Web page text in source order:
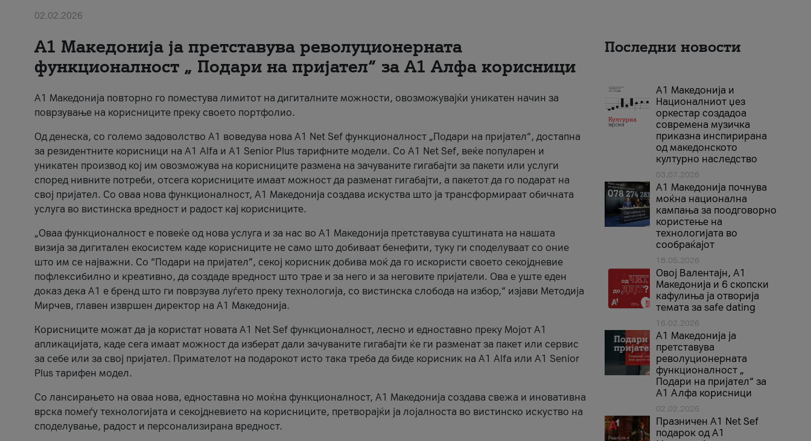
02.02.2026
А1 Македонија ја претставува револуционерната
функционалност „ Подари на пријател“ за А1 Алфа корисници
А1 Македонија повторно го поместува лимитот на дигиталните можности, овозможувајќи уникатен начин за
поврзување на корисниците преку своето портфолио.
Од денеска, со големо задоволство А1 воведува нова A1 Net Sef функционалност „Подари на пријател“, достапна
за резидентните корисници на А1 Alfa и A1 Senior Plus тарифните модели. Со A1 Net Sef, веќе популарен и
уникатен производ кој им овозможува на корисниците размена на зачуваните гигабајти за пакети или услуги
според нивните потреби, отсега корисниците имаат можност да разменат гигабајти, а пакетот да го подарат на
свој пријател. Со оваа нова функционалност, А1 Македонија создава искуства што ја трансформираат обичната
услуга во вистинска вредност и радост кај корисниците.
„Оваа функционалност е повеќе од нова услуга и за нас во А1 Македонија претставува суштината на нашата
визија за дигитален екосистем каде корисниците не само што добиваат бенефити, туку ги споделуваат со оние
што им се најважни. Со “Подари на пријател”, секој корисник добива моќ да го искористи своето секојдневие
пофлексибилно и креативно, да создаде вредност што трае и за него и за неговите пријатели. Ова е уште еден
доказ дека А1 е бренд што ги поврзува луѓето преку технологија, со вистинска слобода на избор,“ изјави Методија
Мирчев, главен извршен директор на А1 Македонија.
Корисниците можат да ја користат новата А1 Net Sef функционалност, лесно и едноставно преку Мојот А1
апликацијата, каде сега имаат можност да изберат дали зачуваните гигабајти ќе ги разменат за пакет или сервис
за себе или за свој пријател. Примателот на подарокот исто така треба да биде корисник на А1 Alfa или A1 Senior
Plus тарифен модел.
Со лансирањето на оваа нова, едноставна но моќна функционалност, А1 Македонија создава свежа и иновативна
врска помеѓу технологијата и секојдневието на корисниците, претворајќи ја лојалноста во вистинско искуство на
споделување, радост и персонализирана вредност.
Последни новости
А1 Македонија и
Националниот џез
оркестар создадоа
современа музичка
приказна инспирирана
од македонското
културно наследство
03.07.2026
A1 Македонија почнува
моќна национална
кампања за поодговорно
користење на
технологијата во
сообраќајот
18.05.2026
Овој Валентајн, A1
Македонија и 6 скопски
кафулиња ја отворија
темата за safe dating
16.02.2026
А1 Македонија ја
претставува
револуционерната
функционалност „
Подари на пријател“ за
А1 Алфа корисници
02.02.2026
Празничен A1 Net Sеf
подарок од А1